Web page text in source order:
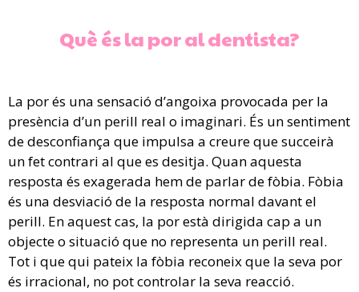
Què és la por al dentista?
La por és una sensació d’angoixa provocada per la
presència d’un perill real o imaginari. És un sentiment
de desconfiança que impulsa a creure que succeirà
un fet contrari al que es desitja. Quan aquesta
resposta és exagerada hem de parlar de fòbia. Fòbia
és una desviació de la resposta normal davant el
perill. En aquest cas, la por està dirigida cap a un
objecte o situació que no representa un perill real.
Tot i que qui pateix la fòbia reconeix que la seva por
és irracional, no pot controlar la seva reacció.